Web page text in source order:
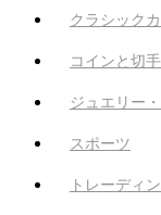
クラシック
コインと切手
ジュエリー
スポーツ
トレーディ